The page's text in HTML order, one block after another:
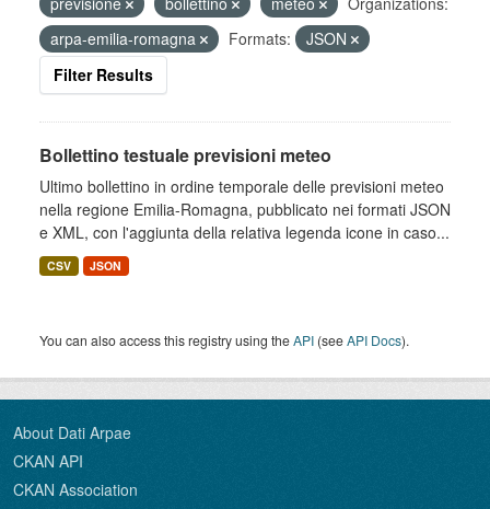
arpa-emilia-romagna
Formats:
JSON
Filter Results
Bollettino testuale previsioni meteo
Ultimo bollettino in ordine temporale delle previsioni meteo
nella regione Emilia-Romagna, pubblicato nei formati JSON
e XML, con l'aggiunta della relativa legenda icone in caso...
CSV JSON
You can also access this registry using theAPI (seeAPI Docs).
About Dati Arpae
CKAN API
CKAN Association